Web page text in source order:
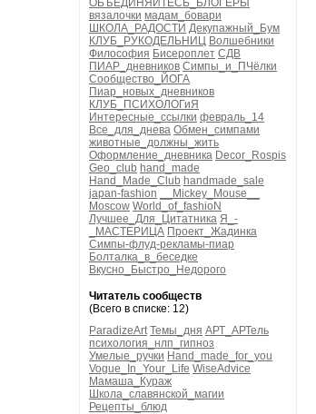
ОБЪЕДИНЯЙТЕСЬ_БЛОГЕРЫ
вязалочки мадам_бовари
ШКОЛА_РАДОСТИ Декупажный_Бум
КЛУБ_РУКОДЕЛЬНИЦ Волшебники
Философия Бисероплет СДВ
ПИАР_дневников Симпы_и_ПЧёлки
Сообщество_ЙОГА
Пиар_новых_дневников
КЛУБ_ПСИХОЛОГиЯ
Интересные_ссылки февраль_14
Все_для_днева Обмен_симпами
животные_должны_жить
Оформление_дневника Decor_Rospis
Geo_club hand_made
Hand_Made_Club handmade_sale
japan-fashion
__Mickey_Mouse__
Moscow World_of_fashioN
Лучшее_Для_Цитатника Я_-
_МАСТЕРИЦА Проект_Жадинка
Симпы-флуд-рекламы-пиар
Болталка_в_беседке
Вкусно_Быстро_Недорого
Читатель сообществ
(Всего в списке: 12)
ParadizeArt Темы_дня АРТ_АРТель
психология_нлп_гипноз
Умелые_ручки Hand_made_for_you
Vogue_In_Your_Life WiseAdvice
Мамаша_Кураж
Школа_славянской_магии
Рецепты_блюд